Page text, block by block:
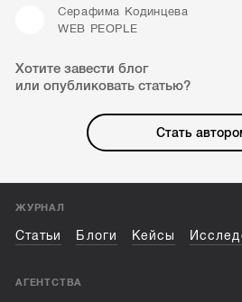
Серафима Кодинцева
WEB PEOPLE
Хотите завести блог
или опубликовать статью?
Стать
ЖУРНАЛ
Статьи Блоги Кейсы
АГЕНТСТВА